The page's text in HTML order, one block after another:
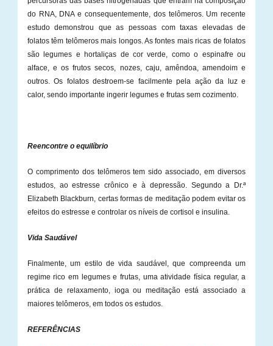
do RNA, DNA e consequentemente, dos telômeros. Um recente
estudo demonstrou que as pessoas com taxas elevadas de
folatos têm telômeros mais longos. As fontes mais ricas de folatos
são legumes e hortaliças de cor verde, como o espinafre ou
alface, e os frutos secos, nozes, caju, amêndoa, amendoim e
outros. Os folatos destroem-se facilmente pela ação da luz e
calor, sendo importante ingerir legumes e frutas sem cozimento.
Reencontre o equilíbrio
O comprimento dos telômeros tem sido associado, em diversos
estudos, ao estresse crônico e à depressão. Segundo a Dr.ª
Elizabeth Blackburn, certas formas de meditação podem evitar os
efeitos do estresse e controlar os níveis de cortisol e insulina.
Vida Saudável
Finalmente, um estilo de vida saudável, que compreenda um
regime rico em legumes e frutas, uma atividade física regular, a
prática de relaxamento, ioga ou meditação está associado a
maiores telômeros, em todos os estudos.
REFERÊNCIAS